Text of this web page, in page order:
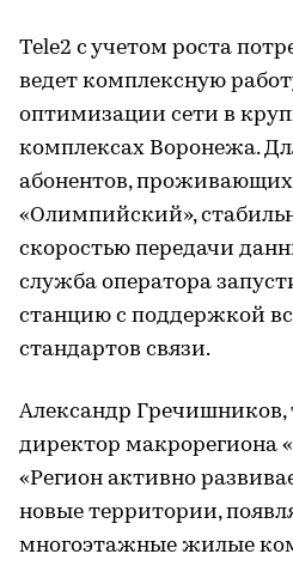
Tele2 с учетом роста
ведет комплексную
оптимизации сети в
комплексах Воронежа.
абонентов,
«Олимпийский»,
скоростью передачи
служба оператора
станцию с поддержкой
стандартов связи.
Александр Гречишников,
директор макрорегиона
«Регион активно
новые территории,
многоэтажные жилые